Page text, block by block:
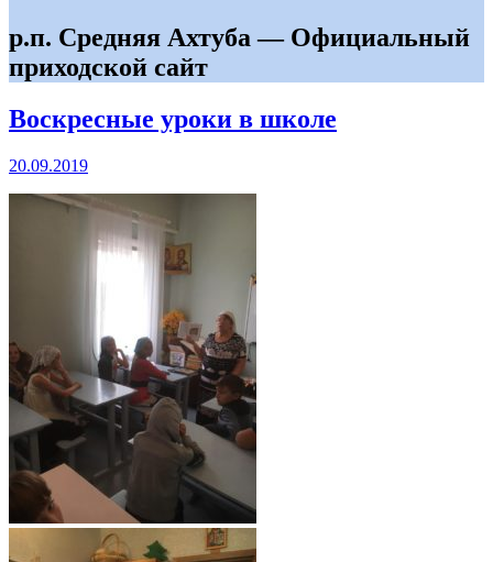
р.п. Средняя Ахтуба — Официальный
приходской сайт
Воскресные уроки в школе
20.09.2019